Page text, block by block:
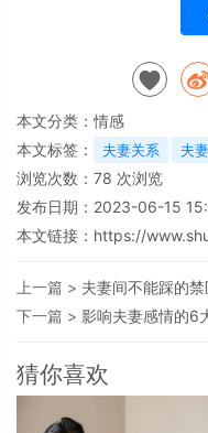
本文分类：情感
本文标签：
夫妻关系 夫妻
浏览次数： 78 次浏览
发布日期：2023-06-15
本文链接： https://
上一篇 > 夫妻间不能踩的
下一篇 > 影响夫妻感情的6
猜你喜欢